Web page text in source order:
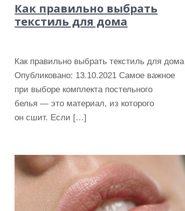
Как правильно выбрать
текстиль для дома
Как правильно выбрать текстиль для дома
Опубликовано: 13.10.2021 Самое важное
при выборе комплекта постельного
белья — это материал, из которого
он сшит. Если […]